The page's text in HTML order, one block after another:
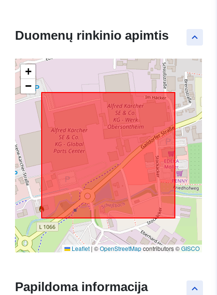
keyboard_arrow_up
Duomenų rinkinio apimtis
+
−
Leaflet | ©OpenStreetMapcontributors ©GISCO
keyboard_arrow_up
Papildoma informacija